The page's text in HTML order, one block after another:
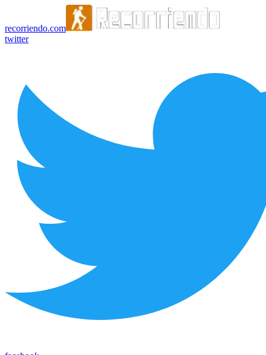
recorriendo.com
twitter